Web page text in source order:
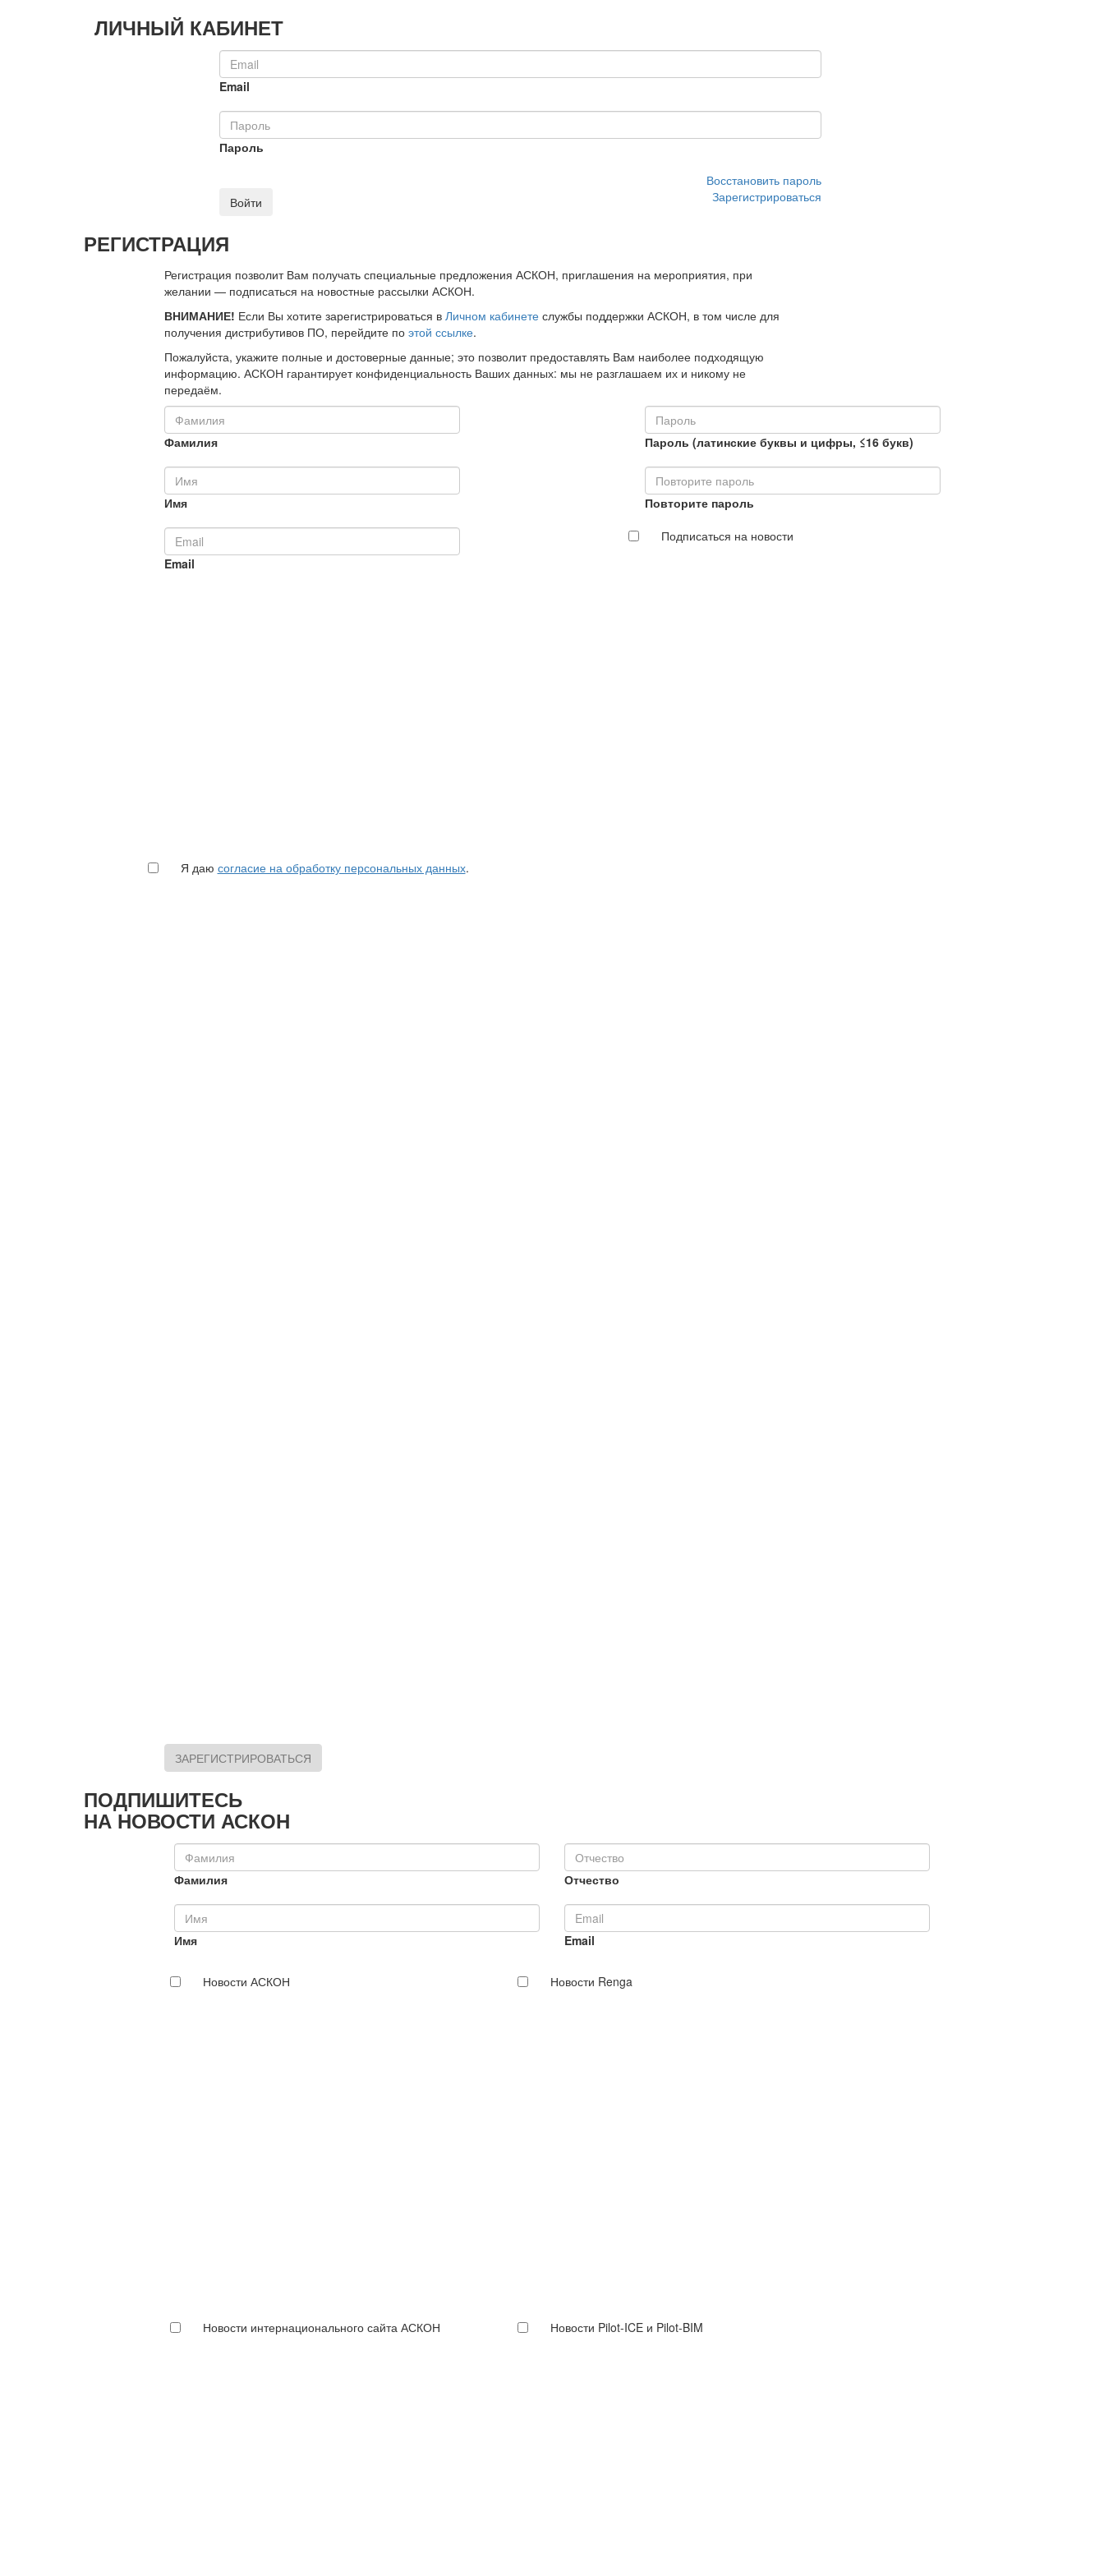
ЛИЧНЫЙ КАБИНЕТ
Email
Пароль
Восстановить пароль
Войти
Зарегистрироваться
РЕГИСТРАЦИЯ
Регистрация позволит Вам получать специальные предложения АСКОН, приглашения на мероприятия, при
желании — подписаться на новостные рассылки АСКОН.
ВНИМАНИЕ! Если Вы хотите зарегистрироваться в Личном кабинетеслужбы поддержки АСКОН, в том числе для
получения дистрибутивов ПО, перейдите по этой ссылке.
Пожалуйста, укажите полные и достоверные данные; это позволит предоставлять Вам наиболее подходящую
информацию. АСКОН гарантирует конфиденциальность Ваших данных: мы не разглашаем их и никому не
передаём.
Фамилия
Имя
Email
Пароль (латинские буквы и цифры, ≤16 букв)
Повторите пароль
Подписаться на новости
Я даю согласие на обработку персональных данных.
ЗАРЕГИСТРИРОВАТЬСЯ
ПОДПИШИТЕСЬ
НА НОВОСТИ АСКОН
Фамилия
Имя
Отчество
Email
Новости АСКОН
Новости интернационального сайта АСКОН
Новости Renga
Новости Pilot-ICE и Pilot-BIM